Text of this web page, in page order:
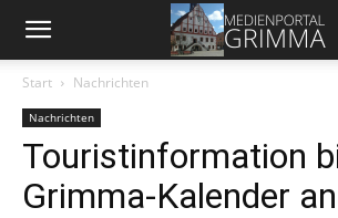
Start Nachrichten
Nachrichten
Touristinformation
Grimma-Kalender an